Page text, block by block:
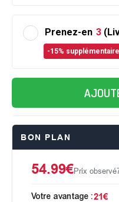
Prenez-en 3
-15% supplémentaire
BON PLAN
54.99€Prix observé
Votre avantage :21€